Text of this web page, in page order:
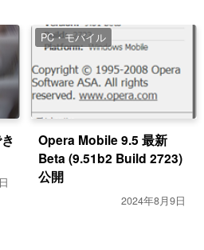
PC・モバイル
Opera Mobile 9.5 最新
Beta (9.51b2 Build 2723)
公開
2024年8月9日